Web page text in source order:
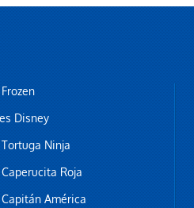
Disney
Ninja
Roja
América